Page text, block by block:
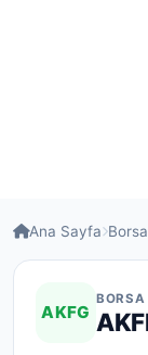
Ana Sayfa Borsa
AKFG
BORSA